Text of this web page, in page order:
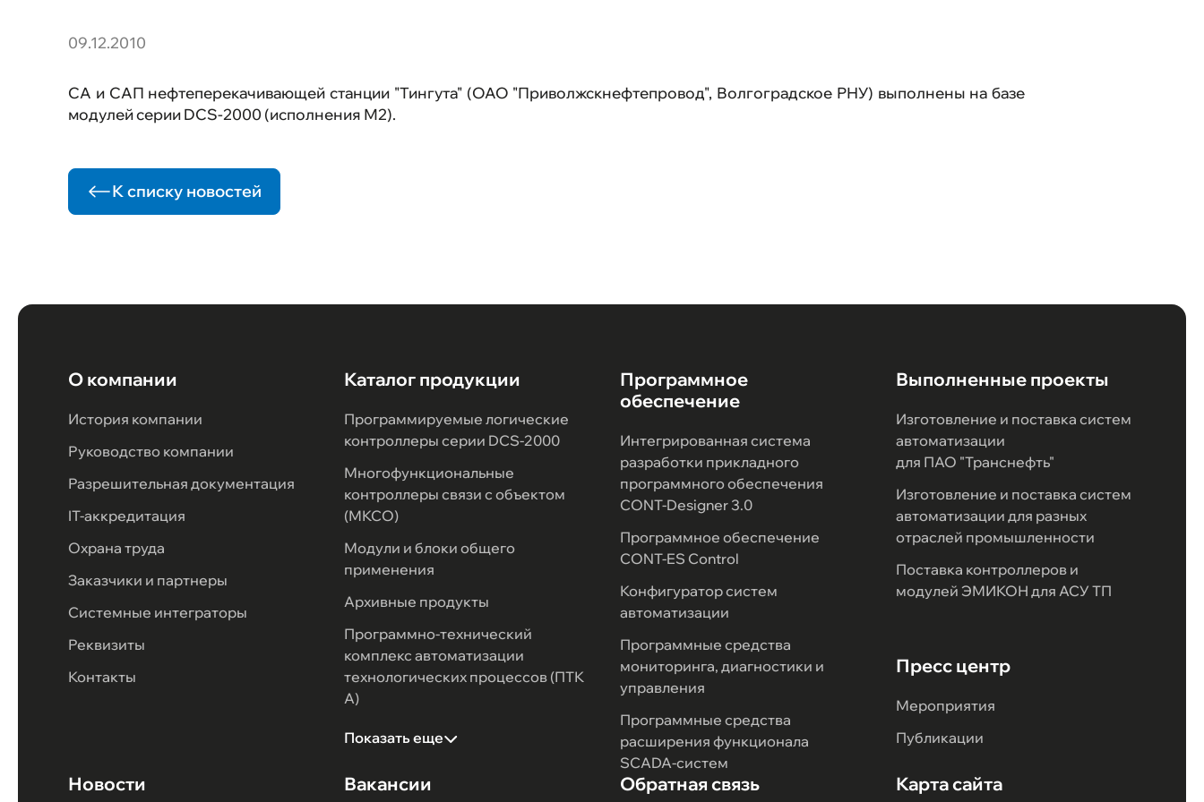
комплекс (ПАК) "ЭВЕРЕСТ"
09.12.2010
СА и САП нефтеперекачивающей станции "Тингута" (ОАО "Приволжскнефтепровод", Волгоградское РНУ) выполнены на базе
модулей серии DCS-2000 (исполнения М2).
К списку новостей
О компании
История компании
Руководство компании
Разрешительная документация
IT-аккредитация
Охрана труда
Заказчики и партнеры
Системные интеграторы
Реквизиты
Контакты
Каталог продукции
Программируемые логические
контроллеры серии DCS-2000
Многофункциональные
контроллеры связи с объектом
(МКСО)
Модули и блоки общего
применения
Архивные продукты
Программно-технический
комплекс автоматизации
технологических процессов (ПТК
А)
Показать еще
Программное
обеспечение
Интегрированная система
разработки прикладного
программного обеспечения
CONT-Designer 3.0
Программное обеспечение
CONT-ES Control
Конфигуратор систем
автоматизации
Программные средства
мониторинга, диагностики и
управления
Программные средства
расширения функционала
SCADA-систем
Выполненные проекты
Изготовление и поставка систем
автоматизации
для ПАО "Транснефть"
Изготовление и поставка систем
автоматизации для разных
отраслей промышленности
Поставка контроллеров и
модулей ЭМИКОН для АСУ ТП
Пресс центр
Мероприятия
Публикации
Новости Вакансии Обратная связь Карта сайта